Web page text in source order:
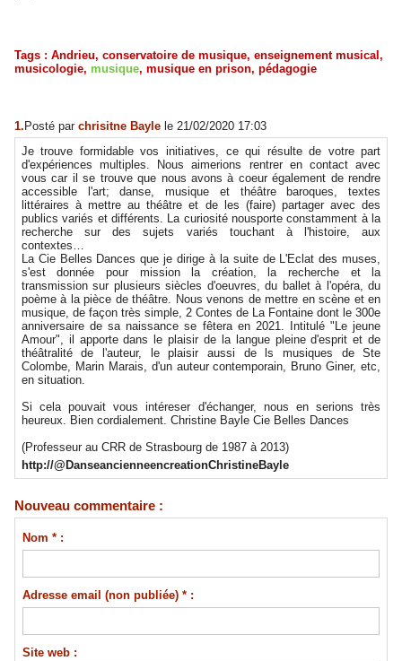
Tags : Andrieu, conservatoire de musique, enseignement musical ,
musicologie, musique, musique en prison, pédagogie
1. Posté par chrisitne Bayle le 21/02/2020 17:03
Je trouve formidable vos initiatives, ce qui résulte de votre part
d'expériences multiples. Nous aimerions rentrer en contact avec
vous car il se trouve que nous avons à coeur également de rendre
accessible l'art; danse, musique et théâtre baroques, textes
littéraires à mettre au théâtre et de les (faire) partager avec des
publics variés et différents. La curiosité nousporte constamment à la
recherche sur des sujets variés touchant à l'histoire, aux
contextes…
La Cie Belles Dances que je dirige à la suite de L'Eclat des muses,
s'est donnée pour mission la création, la recherche et la
transmission sur plusieurs siècles d'oeuvres, du ballet à l'opéra, du
poème à la pièce de théâtre. Nous venons de mettre en scène et en
musique, de façon très simple, 2 Contes de La Fontaine dont le 300e
anniversaire de sa naissance se fêtera en 2021. Intitulé "Le jeune
Amour", il apporte dans le plaisir de la langue pleine d'esprit et de
théâtralité de l'auteur, le plaisir aussi de ls musiques de Ste
Colombe, Marin Marais, d'un auteur contemporain, Bruno Giner, etc,
en situation.
Si cela pouvait vous intéreser d'échanger, nous en serions très
heureux. Bien cordialement. Christine Bayle Cie Belles Dances
(Professeur au CRR de Strasbourg de 1987 à 2013)
http://@DanseancienneencreationChristineBayle
Nouveau commentaire :
Nom * :
Adresse email (non publiée) * :
Site web :